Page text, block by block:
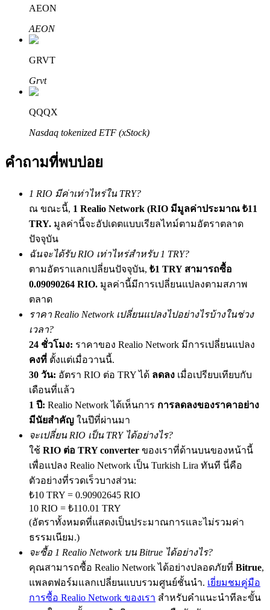
เชิญเพื่อนเพื่อรับรางวัลเงินสด
BTC Welcome Rewards
Deposit & Trade BTC to Share 25000 USDT prize pool!
Deposit CASHCAT & Win
Share 500000 CASHCAT prize pool
Exclusive for BitMart Users
Register & Trade to Win 500,000 USDT
Precious Metals Trading Carnival
Trade Gold & Silver · 33,333 USDT Bonus
USDT New User Exclusive 10% APR
USDT Flexible Staking | Daily Rewards
AEON
AEON
GRVT
Grvt
QQQX
Nasdaq tokenized ETF (xStock)
คำถามที่พบบ่อย
1 RIO มีค่าเท่าไหร่ใน TRY?
ณ ขณะนี้, 1 Realio Network (RIO มีมูลค่าประมาณ ₺11
TRY. มูลค่านี้จะอัปเดตแบบเรียลไทม์ตามอัตราตลาด
ปัจจุบัน
ฉันจะได้รับ RIO เท่าไหร่สำหรับ 1 TRY?
ตามอัตราแลกเปลี่ยนปัจจุบัน, ₺1 TRY สามารถซื้อ
0.09090264 RIO. มูลค่านี้มีการเปลี่ยนแปลงตามสภาพ
ตลาด
ราคา Realio Network เปลี่ยนแปลงไปอย่างไรบ้างในช่วง
เวลา?
24 ชั่วโมง: ราคาของ Realio Network มีการเปลี่ยนแปลง
คงที่ ตั้งแต่เมื่อวานนี้.
30 วัน: อัตรา RIO ต่อ TRY ได้ ลดลง เมื่อเปรียบเทียบกับ
เดือนที่แล้ว
1 ปี: Realio Network ได้เห็นการ การลดลงของราคาอย่าง
มีนัยสำคัญ ในปีที่ผ่านมา
จะเปลี่ยน RIO เป็น TRY ได้อย่างไร?
ใช้ RIO ต่อ TRY converter ของเราที่ด้านบนของหน้านี้
เพื่อแปลง Realio Network เป็น Turkish Lira ทันที นี่คือ
ตัวอย่างที่รวดเร็วบางส่วน:
₺10 TRY = 0.90902645 RIO
10 RIO = ₺110.01 TRY
(อัตราทั้งหมดที่แสดงเป็นประมาณการและไม่รวมค่า
ธรรมเนียม.)
จะซื้อ 1 Realio Network บน Bitrue ได้อย่างไร?
คุณสามารถซื้อ Realio Network ได้อย่างปลอดภัยที่ Bitrue,
แพลตฟอร์มแลกเปลี่ยนแบบรวมศูนย์ชั้นนำ. เยี่ยมชมคู่มือ
การซื้อ Realio Network ของเรา สำหรับคำแนะนำทีละขั้น